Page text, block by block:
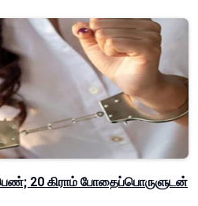
20 கிராம் போதைப்பொருளுடன்